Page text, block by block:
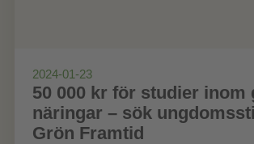
2024-01-23
50 000 kr för studier inom
näringar – sök
Grön Framtid